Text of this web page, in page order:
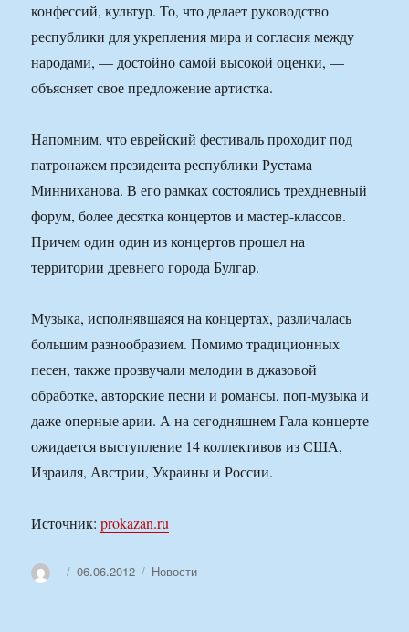
конфессий, культур. То, что делает руководство
республики для укрепления мира и согласия между
народами, — достойно самой высокой оценки, —
объясняет свое предложение артистка.
Напомним, что еврейский фестиваль проходит под
патронажем президента республики Рустама
Минниханова. В его рамках состоялись трехдневный
форум, более десятка концертов и мастер-классов.
Причем один один из концертов прошел на
территории древнего города Булгар.
Музыка, исполнявшаяся на концертах, различалась
большим разнообразием. Помимо традиционных
песен, также прозвучали мелодии в джазовой
обработке, авторские песни и романсы, поп-музыка и
даже оперные арии. А на сегодняшнем Гала-концерте
ожидается выступление 14 коллективов из США,
Израиля, Австрии, Украины и России.
Источник:prokazan.ru
АвторОпубликовано
06.06.2012 Рубрики
Новости